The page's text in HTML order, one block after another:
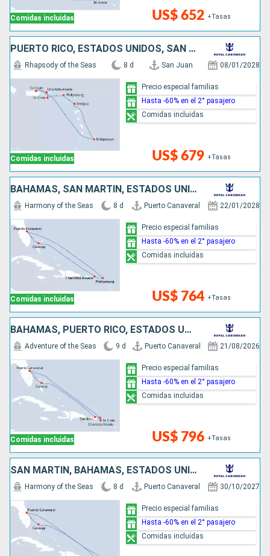
Comidas incluidas US$ 652 +Tasas
PUERTO RICO, ESTADOS UNIDOS, SAN MARTÍN, ANTIGUA Y BARBUDA, BARBADOS
Comidas incluidas
Rhapsody of the Seas 8 d San Juan 08/01/2028
US$ 679 +Tasas
Precio especial familias
Hasta -60% en el 2° pasajero
Comidas incluidas
BAHAMAS, SAN MARTÍN, ESTADOS UNIDOS
Comidas incluidas
Harmony of the Seas 8 d Puerto Canaveral 22/01/2028
US$ 764 +Tasas
Precio especial familias
Hasta -60% en el 2° pasajero
Comidas incluidas
BAHAMAS, PUERTO RICO, ESTADOS UNIDOS
Comidas incluidas
Adventure of the Seas 9 d Puerto Canaveral 21/08/2026
US$ 796 +Tasas
Precio especial familias
Hasta -60% en el 2° pasajero
Comidas incluidas
SAN MARTÍN, BAHAMAS, ESTADOS UNIDOS
Harmony of the Seas 8 d Puerto Canaveral 30/10/2027
Precio especial familias
Hasta -60% en el 2° pasajero
Comidas incluidas